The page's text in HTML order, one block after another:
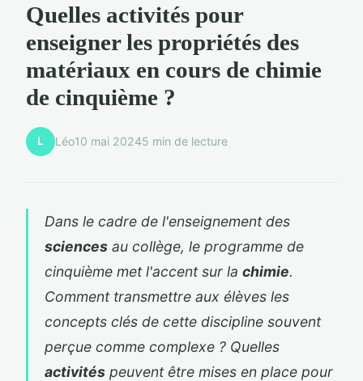
Quelles activités pour
enseigner les propriétés des
matériaux en cours de chimie
de cinquième ?
L Léo10 mai 20245 min de lecture
Dans le cadre de l'enseignement des
sciences au collège, le programme de
cinquième met l'accent sur la chimie.
Comment transmettre aux élèves les
concepts clés de cette discipline souvent
perçue comme complexe ? Quelles
activités peuvent être mises en place pour